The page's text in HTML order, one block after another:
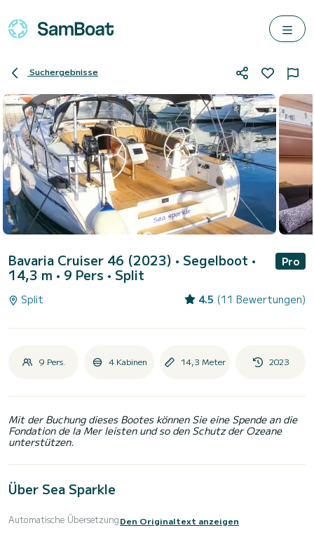
Suchergebnisse
Bavaria Cruiser 46 (2023) • Segelboot •
14,3 m • 9 Pers • Split
Pro
Split 4.5 (11 Bewertungen)
9 Pers. 4 Kabinen 14,3 Meter 2023
Mit der Buchung dieses Bootes können Sie eine Spende an die
Fondation de la Mer leisten und so den Schutz der Ozeane
unterstützen.
Über Sea Sparkle
Automatische ÜbersetzungDen Originaltext anzeigen